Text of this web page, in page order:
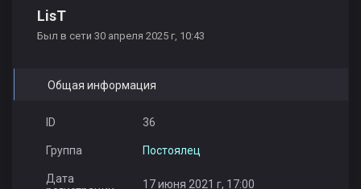
LisT
Был в сети 30 апреля 2025 г, 10:43
Общая информация
ID 36
Группа Постоялец
Дата
17 июня 2021 г, 17:00